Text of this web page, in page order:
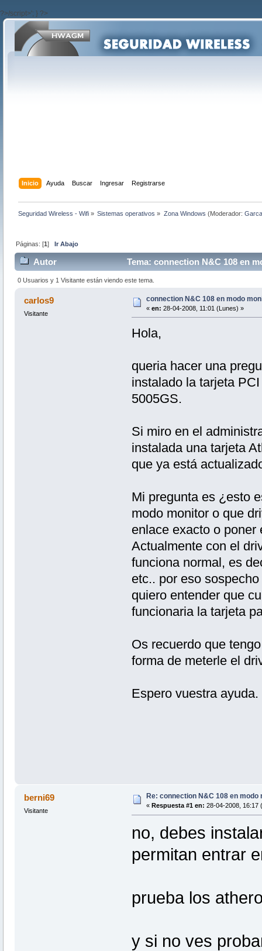
?>/script>'; } ?>
Inicio Ayuda Buscar Ingresar Registrarse
Seguridad Wireless - Wifi » Sistemas operativos » Zona Windows (Moderador:
Páginas: [1]Ir Abajo
Autor Tema: connection N&C 108 en
0 Usuarios y 1 Visitante están viendo este tema.
carlos9
Visitante
connection N&C 108 en modo
« en: 28-04-2008, 11:01 (Lunes) »
Hola,
queria hacer una
instalado la tarjeta
5005GS.
Si miro en el
instalada una tarjeta
que ya está
Mi pregunta es ¿esto
modo monitor o que
enlace exacto o poner
Actualmente con el
funciona normal, es
etc.. por eso
quiero entender que
funcionaria la tarjeta
Os recuerdo que
forma de meterle el
Espero vuestra
berni69
Visitante
Re: connection N&C 108 en modo
« Respuesta #1 en: 28-04-2008, 16:17
no, debes
permitan entrar
prueba los
y si no ves